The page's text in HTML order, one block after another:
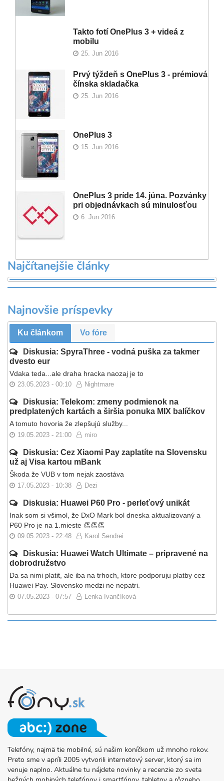
Takto fotí OnePlus 3 + videá z
mobilu
25. Jun 2016
Prvý týždeň s OnePlus 3 - prémiová
čínska skladačka
25. Jun 2016
OnePlus 3
15. Jun 2016
OnePlus 3 príde 14. júna. Pozvánky
pri objednávkach sú minulosťou
6. Jun 2016
Najčítanejšie články
Najnovšie príspevky
Ku článkom Vo fóre
Diskusia: SpyraThree - vodná puška za takmer
dvesto eur
Vdaka teda...ale draha hracka naozaj je to
23.05.2023 - 00:10 Nightmare
Diskusia: Telekom: zmeny podmienok na
predplatených kartách a širšia ponuka MIX balíčkov
A tomuto hovoria že zlepšujú služby...
19.05.2023 - 21:00 miro
Diskusia: Cez Xiaomi Pay zaplatíte na Slovensku
už aj Visa kartou mBank
Škoda že VUB v tom nejak zaostáva
17.05.2023 - 10:38 Dezi
Diskusia: Huawei P60 Pro - perleťový unikát
Inak som si všimol, že DxO Mark bol dneska aktualizovaný a
P60 Pro je na 1.mieste 👏👏👏
09.05.2023 - 22:48 Karol Sendrei
Diskusia: Huawei Watch Ultimate – pripravené na
dobrodružstvo
Da sa nimi platit, ale iba na trhoch, ktore podporuju platby cez
Huawei Pay. Slovensko medzi ne nepatri.
07.05.2023 - 07:57 Lenka Ivančíková
O
PROJEKTE
FONY.SK
Telefóny, najmä tie mobilné, sú našim koníčkom už mnoho rokov.
Preto sme v apríli 2005 vytvorili internetový server, ktorý sa im
venuje naplno. Aktuálne tu nájdete novinky a recenzie zo sveta